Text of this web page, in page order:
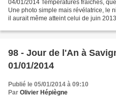
04/01/2014 Températures fraîches,
Une photo simple mais révélatrice, le
il aurait même atteint celui de juin
98 - Jour de l'An à
01/01/2014
Publié le 05/01/2014 à 09:10
Par Olivier Hépiègne